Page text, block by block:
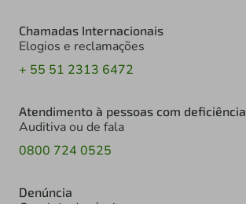
Chamadas Internacionais
Elogios e reclamações
+ 55 51 2313 6472
Atendimento à pessoas com deficiência
Auditiva ou de fala
0800 724 0525
Denúncia